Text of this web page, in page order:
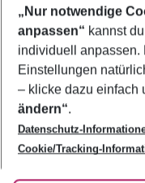
Footer
Footer navigation
Über uns
AGB
Bestpreisgarantie
Cookie-Einstellungen
Cookie-Richtlinie
Agenturbetreuung
Barrierefreies Reisen
Folge uns
„Nur notwendige
anpassen“ kannst
individuell anpassen.
Einstellungen
– klicke dazu einfach
ändern“.
Datenschutz-
Cookie/Tracking-